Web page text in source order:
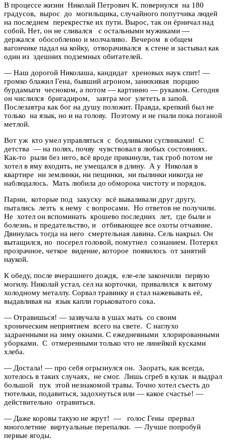
В процессе жизни Николай Петрович К. повернулся на 180
градусов, вырос до могильщика, случайного попутчика людей
на последнем перекрестке их пути. Вырос, так он ёрничал над
собой. Нет, он не сливался с остальными мужиками —
держался обособленно и молчаливо. Вечером в общем
вагончике падал на койку, отворачивался к стене и застывал как
один из здешних подземных обитателей.
— Наш дорогой Николаша, кандидат хреновых наук спит! —
громко блажил Гена, бывший агроном, занюхивая порцию
бурдамыги чесноком, а потом — картинно — рукавом. Сегодня
он числился бригадиром, завтра мог улететь в запой.
Послезавтра как бог на душу положит. Правда, крепкий был не
только на язык, но и на голову. Поэтому и не гнали пока поганой
метлой.
Вот уж кто умел управляться с бодливыми суглинками! С
детства — на полях, почву чувствовал в любых состояниях.
Как-то рыли без него, всё вроде прикинули, так гроб потом не
хотел в яму входить, не умещался в длину. А у Николая в
квартире ни землинки, ни пещинки, ни пылинки никогда не
наблюдалось. Мать любила до обморока чистоту и порядок.
Парни, которые под закуску всё вываливали друг другу,
пытались лезть к нему с вопросами. Но ответов не получили.
Не хотел он вспоминать крошево последних лет, где были и
болезнь, и предательство, и отбивающее все охоты отчаяние.
Двинулась тогда на него смертельная лавина. Сель накрыл. Он
вытащился, но посерел головой, помутнел сознанием. Потерял
прозрачное, четкое видение, которое появилось от занятий
наукой.
К обеду, после вчерашнего дождя, еле-еле закончили первую
могилу. Николай устал, сел на корточки, привалился к витому
холодному металлу. Сорвал травинку и стал нажевывать её,
выдавливая на язык капли горьковатого сока.
— Отравишься! — зазвучала в ушах мать со своим
хроническим неприятием всего на свете. С наглухо
задраенными на зиму окнами. С ежедневными хлорированными
уборками. С отмеренными только что не линейкой кусками
хлеба.
— Достала! — про себя огрызнулся он. Заорать, как всегда,
хотелось в таких случаях, не смог. Лишь сгреб в кулак и выдрал
большой пук этой незнакомой травы. Точно хотел съесть до
тютельки, подавиться, задохнуться или — какое счастье! —
действительно отравиться.
— Даже коровы такую не жрут! — голос Гены прервал
многолетние виртуальные перепалки. — Лучше попробуй
первые ягоды.